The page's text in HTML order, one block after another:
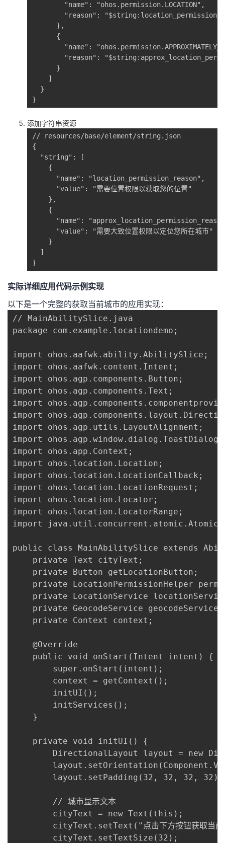
        "name": "ohos.permission.LOCATION",
"reason":
      },
      {
"name":
"reason":
      }
    ]
  }
}
添加字符串资源
// resources/base/element/string.json
{
  "string": [
    {
      "name": "location_permission_reason",
      "value": "需要位置权限以获取您的位置"
    },
    {
"name":
      "value": "需要大致位置权限以定位您所在城市"
    }
  ]
}
实际详细应用代码示例实现
以下是一个完整的获取当前城市的应用实现：
// MainAbilitySlice.java
package com.example.locationdemo;
import ohos.aafwk.ability.AbilitySlice;
import ohos.aafwk.content.Intent;
import ohos.agp.components.Button;
import ohos.agp.components.Text;
import
import
import ohos.agp.utils.LayoutAlignment;
import ohos.agp.window.dialog.ToastDialog;
import ohos.app.Context;
import ohos.location.Location;
import ohos.location.LocationCallback;
import ohos.location.LocationRequest;
import ohos.location.Locator;
import ohos.location.LocatorRange;
import
public class MainAbilitySlice extends
    private Text cityText;
    private Button getLocationButton;
private LocationPermissionHelper
private LocationService
    private GeocodeService geocodeService;
    private Context context;
    @Override
    public void onStart(Intent intent) {
        super.onStart(intent);
        context = getContext();
        initUI();
        initServices();
    }
    private void initUI() {
DirectionalLayout layout = new
        layout.setPadding(32, 32, 32, 32);
        // 城市显示文本
        cityText = new Text(this);
cityText.setText("点击下方按钮获取当前
        cityText.setTextSize(32);